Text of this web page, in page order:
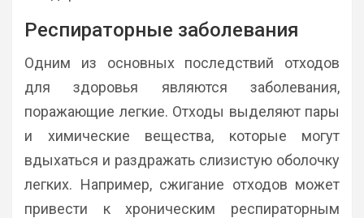
Респираторные заболевания
Одним из основных последствий отходов
для здоровья являются заболевания,
поражающие легкие. Отходы выделяют пары
и химические вещества, которые могут
вдыхаться и раздражать слизистую оболочку
легких. Например, сжигание отходов может
привести к хроническим респираторным